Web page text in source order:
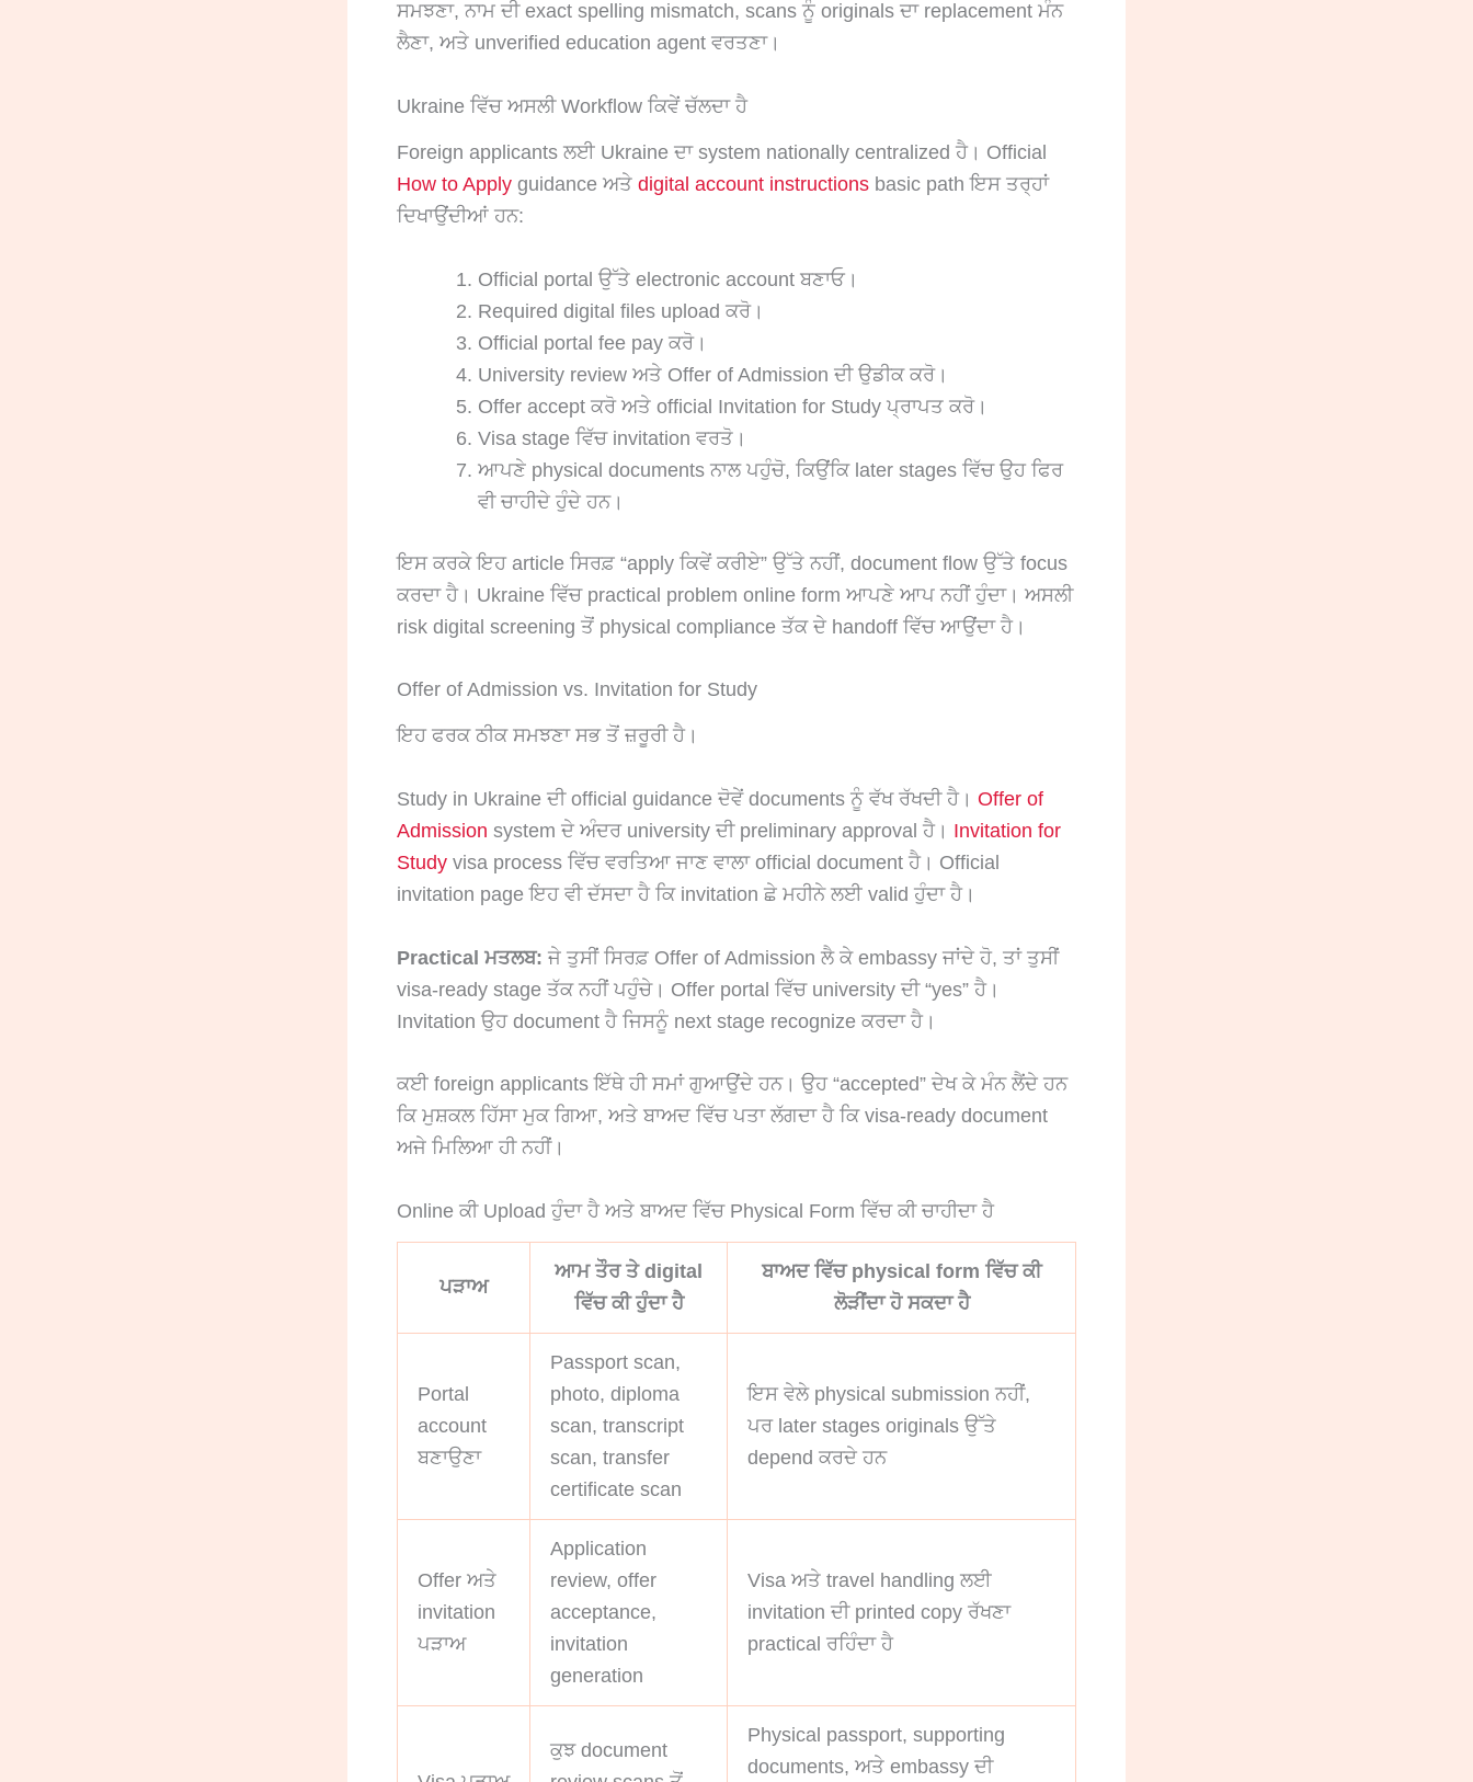
ਸਮਝਣਾ, ਨਾਮ ਦੀ exact spelling mismatch, scans ਨੂੰ originals ਦਾ replacement ਮੰਨ
ਲੈਣਾ, ਅਤੇ unverified education agent ਵਰਤਣਾ।
Ukraine ਵਿੱਚ ਅਸਲੀ Workflow ਕਿਵੇਂ ਚੱਲਦਾ ਹੈ
Foreign applicants ਲਈ Ukraine ਦਾ system nationally centralized ਹੈ। Official
How to Apply guidance ਅਤੇ digital account instructions basic path ਇਸ ਤਰ੍ਹਾਂ
ਦਿਖਾਉਂਦੀਆਂ ਹਨ:
Official portal ਉੱਤੇ electronic account ਬਣਾਓ।
Required digital files upload ਕਰੋ।
Official portal fee pay ਕਰੋ।
University review ਅਤੇ Offer of Admission ਦੀ ਉਡੀਕ ਕਰੋ।
Offer accept ਕਰੋ ਅਤੇ official Invitation for Study ਪ੍ਰਾਪਤ ਕਰੋ।
Visa stage ਵਿੱਚ invitation ਵਰਤੋ।
ਆਪਣੇ physical documents ਨਾਲ ਪਹੁੰਚੋ, ਕਿਉਂਕਿ later stages ਵਿੱਚ ਉਹ ਫਿਰ
ਵੀ ਚਾਹੀਦੇ ਹੁੰਦੇ ਹਨ।
ਇਸ ਕਰਕੇ ਇਹ article ਸਿਰਫ਼ “apply ਕਿਵੇਂ ਕਰੀਏ” ਉੱਤੇ ਨਹੀਂ, document flow ਉੱਤੇ focus
ਕਰਦਾ ਹੈ। Ukraine ਵਿੱਚ practical problem online form ਆਪਣੇ ਆਪ ਨਹੀਂ ਹੁੰਦਾ। ਅਸਲੀ
risk digital screening ਤੋਂ physical compliance ਤੱਕ ਦੇ handoff ਵਿੱਚ ਆਉਂਦਾ ਹੈ।
Offer of Admission vs. Invitation for Study
ਇਹ ਫਰਕ ਠੀਕ ਸਮਝਣਾ ਸਭ ਤੋਂ ਜ਼ਰੂਰੀ ਹੈ।
Study in Ukraine ਦੀ official guidance ਦੋਵੇਂ documents ਨੂੰ ਵੱਖ ਰੱਖਦੀ ਹੈ। Offer of
Admission system ਦੇ ਅੰਦਰ university ਦੀ preliminary approval ਹੈ। Invitation for
Study visa process ਵਿੱਚ ਵਰਤਿਆ ਜਾਣ ਵਾਲਾ official document ਹੈ। Official
invitation page ਇਹ ਵੀ ਦੱਸਦਾ ਹੈ ਕਿ invitation ਛੇ ਮਹੀਨੇ ਲਈ valid ਹੁੰਦਾ ਹੈ।
Practical ਮਤਲਬ: ਜੇ ਤੁਸੀਂ ਸਿਰਫ਼ Offer of Admission ਲੈ ਕੇ embassy ਜਾਂਦੇ ਹੋ, ਤਾਂ ਤੁਸੀਂ
visa-ready stage ਤੱਕ ਨਹੀਂ ਪਹੁੰਚੇ। Offer portal ਵਿੱਚ university ਦੀ “yes” ਹੈ।
Invitation ਉਹ document ਹੈ ਜਿਸਨੂੰ next stage recognize ਕਰਦਾ ਹੈ।
ਕਈ foreign applicants ਇੱਥੇ ਹੀ ਸਮਾਂ ਗੁਆਉਂਦੇ ਹਨ। ਉਹ “accepted” ਦੇਖ ਕੇ ਮੰਨ ਲੈਂਦੇ ਹਨ
ਕਿ ਮੁਸ਼ਕਲ ਹਿੱਸਾ ਮੁਕ ਗਿਆ, ਅਤੇ ਬਾਅਦ ਵਿੱਚ ਪਤਾ ਲੱਗਦਾ ਹੈ ਕਿ visa-ready document
ਅਜੇ ਮਿਲਿਆ ਹੀ ਨਹੀਂ।
Online ਕੀ Upload ਹੁੰਦਾ ਹੈ ਅਤੇ ਬਾਅਦ ਵਿੱਚ Physical Form ਵਿੱਚ ਕੀ ਚਾਹੀਦਾ ਹੈ
ਪੜਾਅ
ਆਮ ਤੌਰ ਤੇ digital
ਵਿੱਚ ਕੀ ਹੁੰਦਾ ਹੈ
ਬਾਅਦ ਵਿੱਚ physical form ਵਿੱਚ ਕੀ
ਲੋੜੀਂਦਾ ਹੋ ਸਕਦਾ ਹੈ
Portal
account
ਬਣਾਉਣਾ
Passport scan,
photo, diploma
scan, transcript
scan, transfer
certificate scan
ਇਸ ਵੇਲੇ physical submission ਨਹੀਂ,
ਪਰ later stages originals ਉੱਤੇ
depend ਕਰਦੇ ਹਨ
Offer ਅਤੇ
invitation
ਪੜਾਅ
Application
review, offer
acceptance,
invitation
generation
Visa ਅਤੇ travel handling ਲਈ
invitation ਦੀ printed copy ਰੱਖਣਾ
practical ਰਹਿੰਦਾ ਹੈ
ਕੁਝ document
Physical passport, supporting
documents, ਅਤੇ embassy ਦੀ